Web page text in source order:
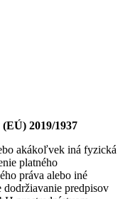
2019/1937
akákoľvek iná fyzická
platného
práva alebo iné
predpisov